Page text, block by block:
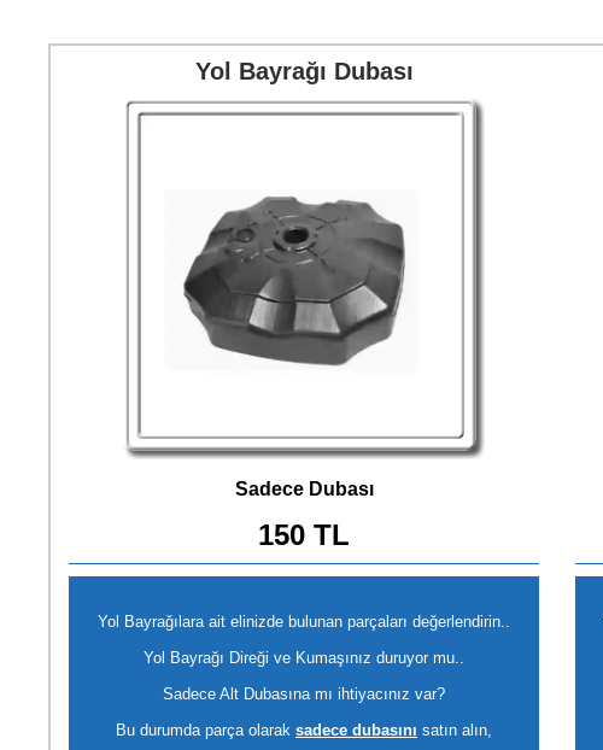
Yol Bayrağı Dubası
Sadece Dubası
150 TL
Yol Bayrağılara ait elinizde bulunan parçaları değerlendirin..
Yol Bayrağı Direği ve Kumaşınız duruyor mu..
Sadece Alt Dubasına mı ihtiyacınız var?
Bu durumda parça olarak sadece dubasını satın alın,